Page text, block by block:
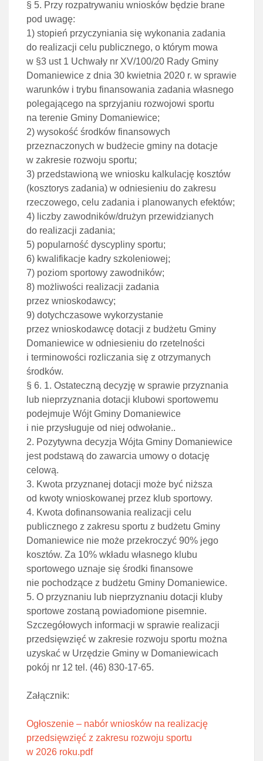
§ 5. Przy rozpatrywaniu wniosków będzie brane
pod uwagę:
1) stopień przyczyniania się wykonania zadania
do realizacji celu publicznego, o którym mowa
w §3 ust 1 Uchwały nr XV/100/20 Rady Gminy
Domaniewice z dnia 30 kwietnia 2020 r. w sprawie
warunków i trybu finansowania zadania własnego
polegającego na sprzyjaniu rozwojowi sportu
na terenie Gminy Domaniewice;
2) wysokość środków finansowych
przeznaczonych w budżecie gminy na dotacje
w zakresie rozwoju sportu;
3) przedstawioną we wniosku kalkulację kosztów
(kosztorys zadania) w odniesieniu do zakresu
rzeczowego, celu zadania i planowanych efektów;
4) liczby zawodników/drużyn przewidzianych
do realizacji zadania;
5) popularność dyscypliny sportu;
6) kwalifikacje kadry szkoleniowej;
7) poziom sportowy zawodników;
8) możliwości realizacji zadania
przez wnioskodawcy;
9) dotychczasowe wykorzystanie
przez wnioskodawcę dotacji z budżetu Gminy
Domaniewice w odniesieniu do rzetelności
i terminowości rozliczania się z otrzymanych
środków.
§ 6. 1. Ostateczną decyzję w sprawie przyznania
lub nieprzyznania dotacji klubowi sportowemu
podejmuje Wójt Gminy Domaniewice
i nie przysługuje od niej odwołanie..
2. Pozytywna decyzja Wójta Gminy Domaniewice
jest podstawą do zawarcia umowy o dotację
celową.
3. Kwota przyznanej dotacji może być niższa
od kwoty wnioskowanej przez klub sportowy.
4. Kwota dofinansowania realizacji celu
publicznego z zakresu sportu z budżetu Gminy
Domaniewice nie może przekroczyć 90% jego
kosztów. Za 10% wkładu własnego klubu
sportowego uznaje się środki finansowe
nie pochodzące z budżetu Gminy Domaniewice.
5. O przyznaniu lub nieprzyznaniu dotacji kluby
sportowe zostaną powiadomione pisemnie.
Szczegółowych informacji w sprawie realizacji
przedsięwzięć w zakresie rozwoju sportu można
uzyskać w Urzędzie Gminy w Domaniewicach
pokój nr 12 tel. (46) 830-17-65.
Załącznik:
Ogłoszenie – nabór wniosków na realizację
przedsięwzięć z zakresu rozwoju sportu
w 2026 roku.pdf